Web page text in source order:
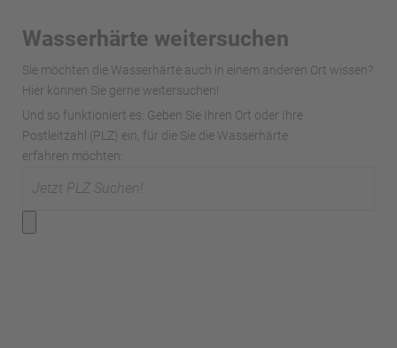
Wasserhärte weitersuchen
Sie möchten die Wasserhärte auch in einem anderen Ort wissen?
Hier können Sie gerne weitersuchen!
Und so funktioniert es: Geben Sie Ihren Ort oder Ihre
Postleitzahl (PLZ) ein, für die Sie die Wasserhärte
erfahren möchten: